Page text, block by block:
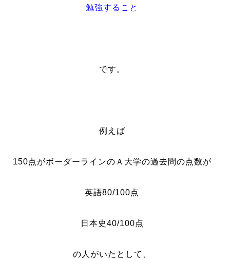
勉強すること
です。
例えば
150点がボーダーラインのＡ大学の過去問の点数が
英語80/100点
日本史40/100点
の人がいたとして、